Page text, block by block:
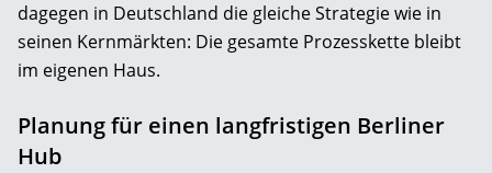
dagegen in Deutschland die gleiche Strategie wie in
seinen Kernmärkten: Die gesamte Prozesskette bleibt
im eigenen Haus.
Planung für einen langfristigen Berliner
Hub